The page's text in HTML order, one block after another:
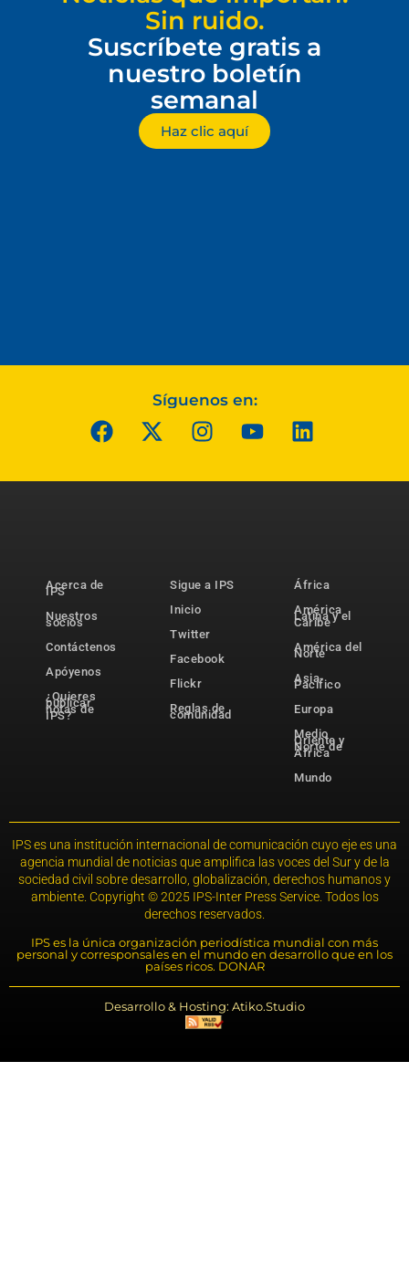
Sin ruido.
Suscríbete gratis a
nuestro boletín
semanal
Haz clic aquí
Síguenos en:
Acerca de
IPS
Nuestros
socios
Contáctenos
Apóyenos
¿Quieres
publicar
notas de
IPS?
Sigue a IPS
Inicio
Twitter
Facebook
Flickr
Reglas de
comunidad
África
América
Latina y el
Caribe
América del
Norte
Asia-
Pacífico
Europa
Medio
Oriente y
Norte de
África
Mundo
IPS es una institución internacional de comunicación cuyo eje es una
agencia mundial de noticias que amplifica las voces del Sur y de la
sociedad civil sobre desarrollo, globalización, derechos humanos y
ambiente. Copyright © 2025 IPS-Inter Press Service. Todos los
derechos reservados.
IPS es la única organización periodística mundial con más
personal y corresponsales en el mundo en desarrollo que en los
países ricos. DONAR
Desarrollo & Hosting: Atiko.Studio